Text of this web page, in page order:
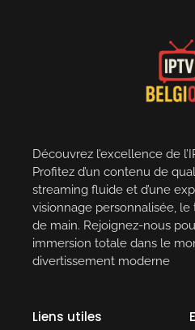
Découvrez l’excellence de
Profitez d’un contenu de
streaming fluide et d’une
visionnage personnalisée,
de main. Rejoignez-nous
immersion totale dans le
divertissement moderne
Liens utiles